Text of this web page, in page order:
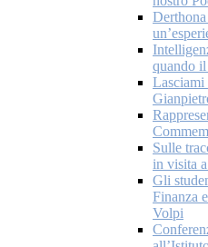
quando
Lasciami
Sulle
in visita
Gli
Finanza
Volpi